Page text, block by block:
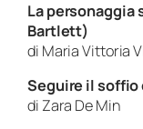
La personaggia
Bartlett)
di Maria Vittoria
Seguire il soffio
di Zara De Min